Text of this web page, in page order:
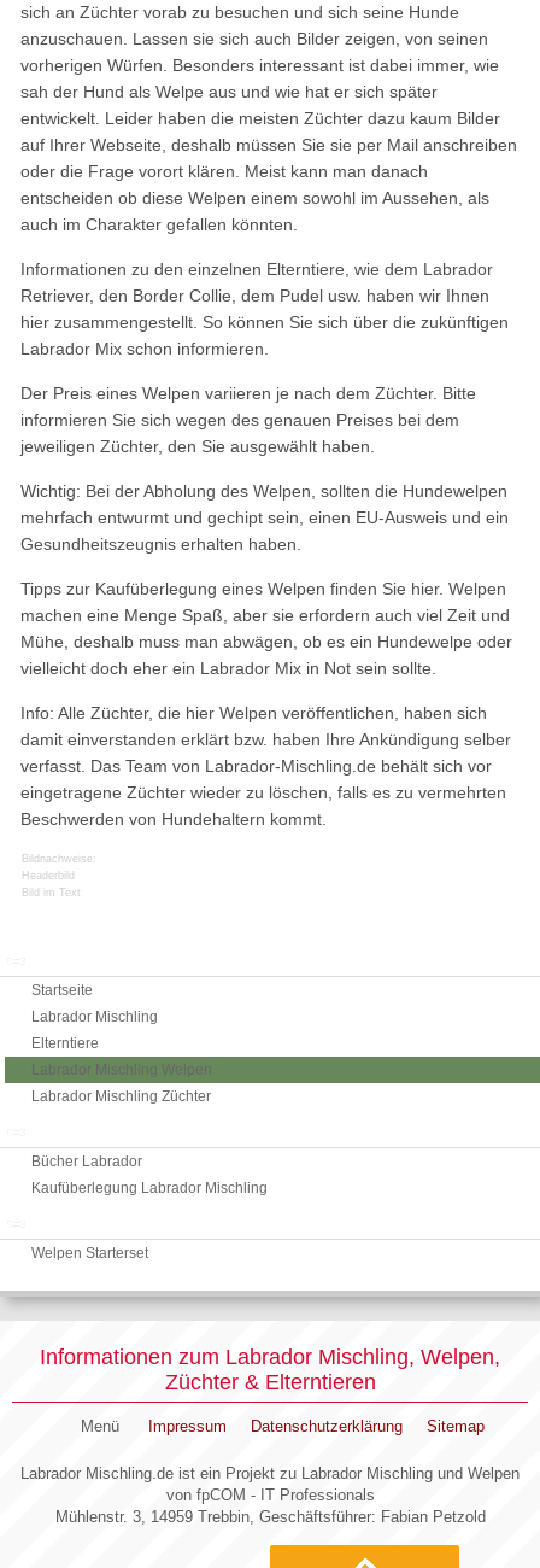
sich an Züchter vorab zu besuchen und sich seine Hunde
anzuschauen. Lassen sie sich auch Bilder zeigen, von seinen
vorherigen Würfen. Besonders interessant ist dabei immer, wie
sah der Hund als Welpe aus und wie hat er sich später
entwickelt. Leider haben die meisten Züchter dazu kaum Bilder
auf Ihrer Webseite, deshalb müssen Sie sie per Mail anschreiben
oder die Frage vorort klären. Meist kann man danach
entscheiden ob diese Welpen einem sowohl im Aussehen, als
auch im Charakter gefallen könnten.
Informationen zu den einzelnen Elterntiere, wie dem Labrador
Retriever, den Border Collie, dem Pudel usw. haben wir Ihnen
hier zusammengestellt. So können Sie sich über die zukünftigen
Labrador Mix schon informieren.
Der Preis eines Welpen variieren je nach dem Züchter. Bitte
informieren Sie sich wegen des genauen Preises bei dem
jeweiligen Züchter, den Sie ausgewählt haben.
Wichtig: Bei der Abholung des Welpen, sollten die Hundewelpen
mehrfach entwurmt und gechipt sein, einen EU-Ausweis und ein
Gesundheitszeugnis erhalten haben.
Tipps zur Kaufüberlegung eines Welpen finden Sie hier. Welpen
machen eine Menge Spaß, aber sie erfordern auch viel Zeit und
Mühe, deshalb muss man abwägen, ob es ein Hundewelpe oder
vielleicht doch eher ein Labrador Mix in Not sein sollte.
Info: Alle Züchter, die hier Welpen veröffentlichen, haben sich
damit einverstanden erklärt bzw. haben Ihre Ankündigung selber
verfasst. Das Team von Labrador-Mischling.de behält sich vor
eingetragene Züchter wieder zu löschen, falls es zu vermehrten
Beschwerden von Hundehaltern kommt.
Bildnachweise:
Headerbild
Bild im Text
Startseite
Labrador Mischling
Elterntiere
Labrador Mischling Welpen
Labrador Mischling Züchter
Bücher Labrador
Kaufüberlegung Labrador Mischling
Welpen Starterset
Informationen zum Labrador Mischling, Welpen,
Züchter & Elterntieren
Menü Impressum Datenschutzerklärung Sitemap
Labrador Mischling.de ist ein Projekt zu Labrador Mischling und Welpen
von fpCOM - IT Professionals
Mühlenstr. 3, 14959 Trebbin, Geschäftsführer: Fabian Petzold